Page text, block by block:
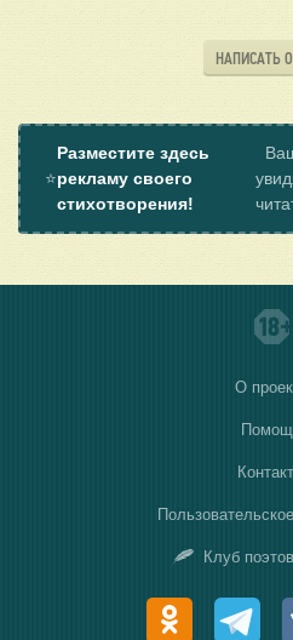
НАПИСАТЬ
⭐
Разместите здесь
рекламу своего
стихотворения!
О
Клуб